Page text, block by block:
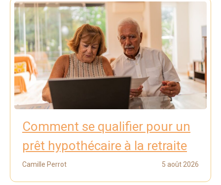
Comment se qualifier pour un
prêt hypothécaire à la retraite
Camille Perrot 5 août 2026